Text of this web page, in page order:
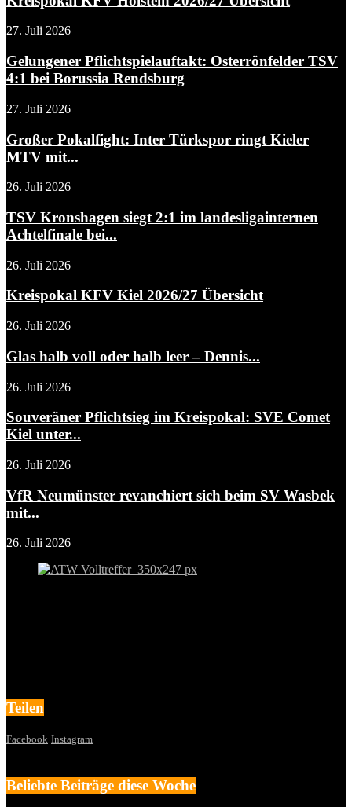
27. Juli 2026
Gelungener Pflichtspielauftakt: Osterrönfelder TSV
4:1 bei Borussia Rendsburg
27. Juli 2026
Großer Pokalfight: Inter Türkspor ringt Kieler
MTV mit...
26. Juli 2026
TSV Kronshagen siegt 2:1 im landesligainternen
Achtelfinale bei...
26. Juli 2026
Kreispokal KFV Kiel 2026/27 Übersicht
26. Juli 2026
Glas halb voll oder halb leer – Dennis...
26. Juli 2026
Souveräner Pflichtsieg im Kreispokal: SVE Comet
Kiel unter...
26. Juli 2026
VfR Neumünster revanchiert sich beim SV Wasbek
mit...
26. Juli 2026
Teilen
Facebook Instagram
Beliebte Beiträge diese Woche